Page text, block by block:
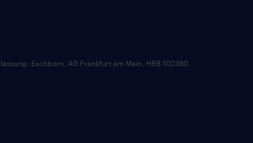
Eschborn, AG Frankfurt am Main, HRB 102380